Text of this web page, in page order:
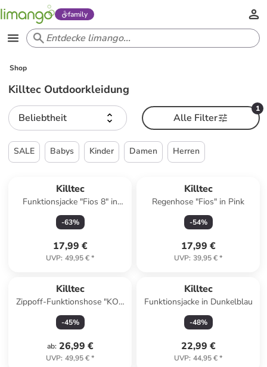
family
Shop
Killtec Outdoorkleidung
Beliebtheit
1
Alle Filter
SALE Babys Kinder Damen Herren
Killtec
Funktionsjacke "Fios 8" in
Khaki/ Limette/ Dunkelblau
-63%
17,99 €
UVP: 49,95 €*
Killtec
Regenhose "Fios" in Pink
-54%
17,99 €
UVP: 39,95 €*
Killtec
Zippoff-Funktionshose "KOS
112" in Dunkelblau
-45%
ab: 26,99 €
UVP: 49,95 €*
Killtec
Funktionsjacke in Dunkelblau
-48%
22,99 €
UVP: 44,95 €*